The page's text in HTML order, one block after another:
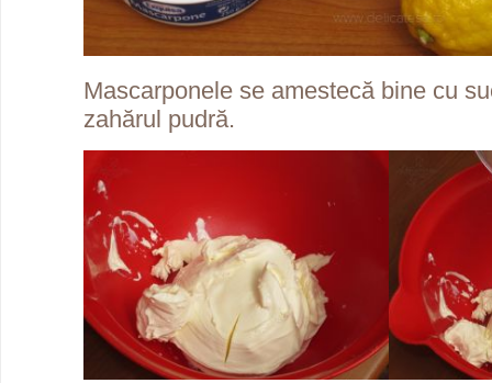
Mascarponele se amestecă bine cu
zahărul pudră.